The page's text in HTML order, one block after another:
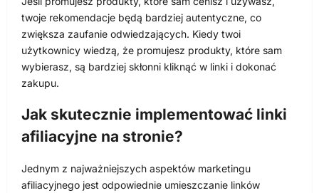
twoje rekomendacje będą bardziej autentyczne, co
zwiększa zaufanie odwiedzających. Kiedy twoi
użytkownicy wiedzą, że promujesz produkty, które sam
wybierasz, są bardziej skłonni kliknąć w linki i dokonać
zakupu.
Jak skutecznie implementować linki
afiliacyjne na stronie?
Jednym z najważniejszych aspektów marketingu
afiliacyjnego jest odpowiednie umieszczanie linków